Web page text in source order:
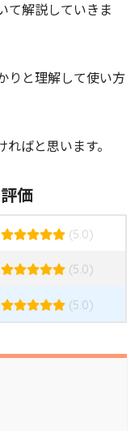
て解説していきま
りと理解して使い方
ばと思います。
価
(5.0)
(5.0)
(5.0)